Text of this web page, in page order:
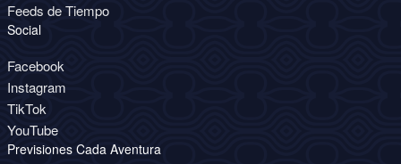
Feeds de Tiempo
Social
Facebook
Instagram
TikTok
YouTube
Previsiones Cada Aventura